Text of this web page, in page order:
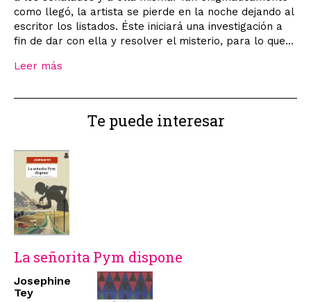
como llegó, la artista se pierde en la noche dejando al
escritor los listados. Éste iniciará una investigación a
fin de dar con ella y resolver el misterio, para lo que...
Leer más
Te puede interesar
La señorita Pym dispone
Josephine
Tey